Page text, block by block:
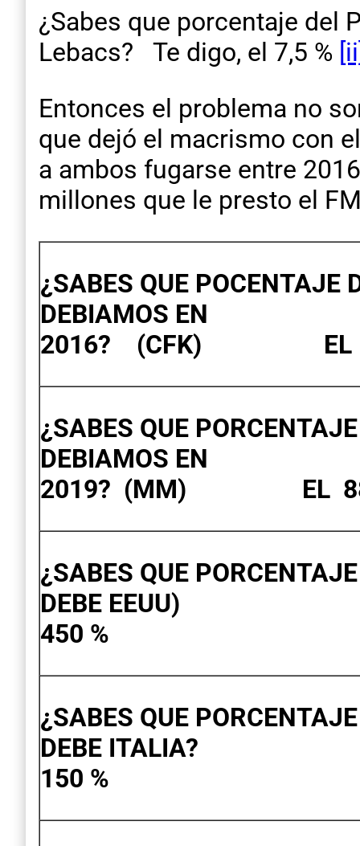
¿Sabes que porcentaje del
Lebacs? Te digo, el 7,5 %
Entonces el problema no
que dejó el macrismo con
a ambos fugarse entre
millones que le presto el
¿SABES QUE POCENTAJE
DEBIAMOS EN
2016? (CFK) EL
¿SABES QUE
DEBIAMOS EN
2019? (MM) EL
¿SABES QUE
DEBE
450 %
¿SABES QUE
DEBE
150 %